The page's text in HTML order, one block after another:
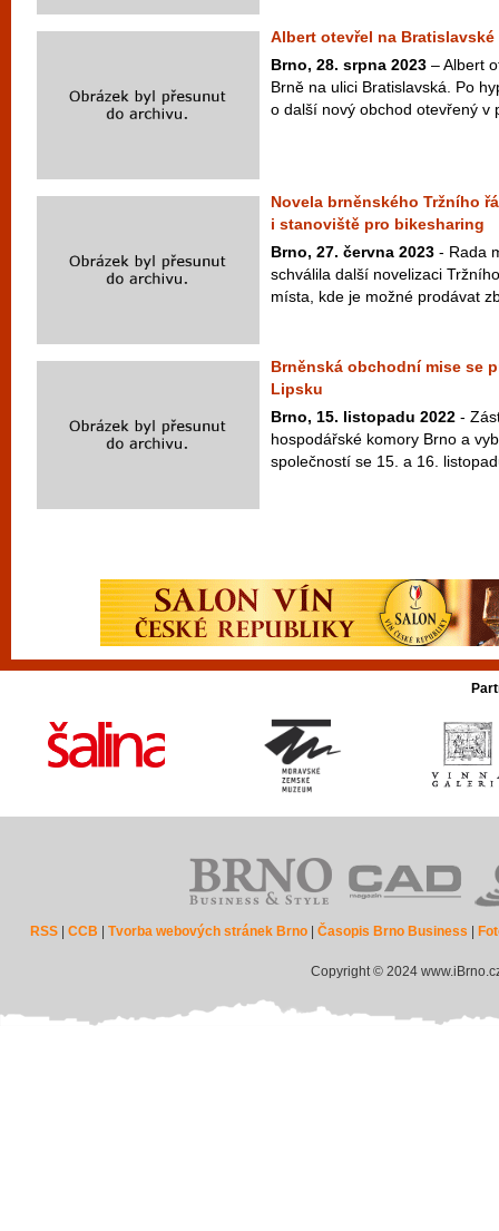
Albert otevřel na
Brno, 28. srpna 2023 – Albert
Brně na ulici Bratislavská. Po
o další nový obchod otevřený v
Novela brněnského Tržního
i stanoviště pro bikesharing
Brno, 27. června 2023 - Rada
schválila další novelizaci
místa, kde je možné prodávat
Brněnská obchodní mise se
Lipsku
Brno, 15. listopadu 2022 -
hospodářské komory Brno a
společností se 15. a 16.
RSS |CCB |Tvorba webových stránek Brno |Časopis Brno Business
Copyright © 2024